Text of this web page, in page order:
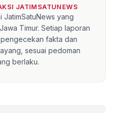
JATIMSATUNEWS
JatimSatuNews yang
Timur. Setiap laporan
fakta dan
sesuai pedoman
berlaku.